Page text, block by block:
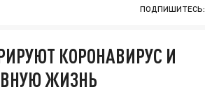
ПОДПИШИТЕСЬ:
КОРОНАВИРУС И
ЖИЗНЬ